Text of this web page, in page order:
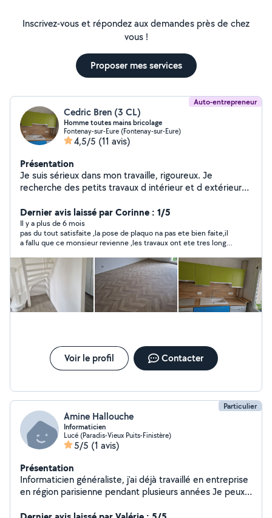
Inscrivez-vous et répondez aux demandes près de chez
vous !
Proposer mes services
Auto-entrepreneur
Cedric Bren (3 CL)
Homme toutes mains bricolage
Fontenay-sur-Eure (Fontenay-sur-Eure)
4,5/5 (11 avis)
Présentation
Je suis sérieux dans mon travaille, rigoureux. Je
recherche des petits travaux d intérieur et d extérieur
a 100% a partir de septembre . Je suis disponible et
véhicule.
Dernier avis laissé par Corinne : 1/5
Il y a plus de 6 mois
pas du tout satisfaite ,la pose de plaquo na pas ete bien faite,il
a fallu que ce monsieur revienne ,les travaux ont ete tres long a
Voir le profil Contacter
Particulier
Amine Hallouche
Informaticien
Lucé (Paradis-Vieux Puits-Finistère)
5/5 (1 avis)
Présentation
Informaticien généraliste, j'ai déjà travaillé en entreprise
en région parisienne pendant plusieurs années Je peux